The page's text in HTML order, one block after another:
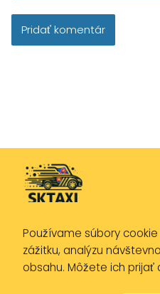
Zásady ochrany osobných
Zásady používania cookies
Používame súbory
zážitku, analýzu
obsahu. Môžete ich